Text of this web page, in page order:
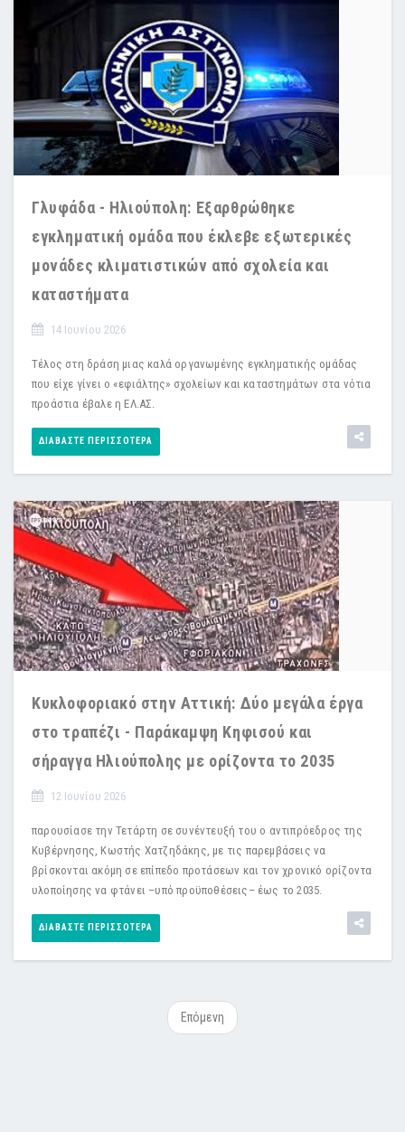
Γλυφάδα - Ηλιούπολη: Εξαρθρώθηκε
εγκληματική ομάδα που έκλεβε εξωτερικές
μονάδες κλιματιστικών από σχολεία και
καταστήματα
14 Ιουνίου 2026
Τέλος στη δράση μιας καλά οργανωμένης εγκληματικής ομάδας
που είχε γίνει ο «εφιάλτης» σχολείων και καταστημάτων στα νότια
προάστια έβαλε η ΕΛ.ΑΣ.
ΔΙΑΒΆΣΤΕ ΠΕΡΙΣΣΌΤΕΡΑ
Κυκλοφοριακό στην Αττική: Δύο μεγάλα έργα
στο τραπέζι - Παράκαμψη Κηφισού και
σήραγγα Ηλιούπολης με ορίζοντα το 2035
12 Ιουνίου 2026
παρουσίασε την Τετάρτη σε συνέντευξή του ο αντιπρόεδρος της
Κυβέρνησης, Κωστής Χατζηδάκης, με τις παρεμβάσεις να
βρίσκονται ακόμη σε επίπεδο προτάσεων και τον χρονικό ορίζοντα
υλοποίησης να φτάνει –υπό προϋποθέσεις– έως το 2035.
ΔΙΑΒΆΣΤΕ ΠΕΡΙΣΣΌΤΕΡΑ
Επόμενη